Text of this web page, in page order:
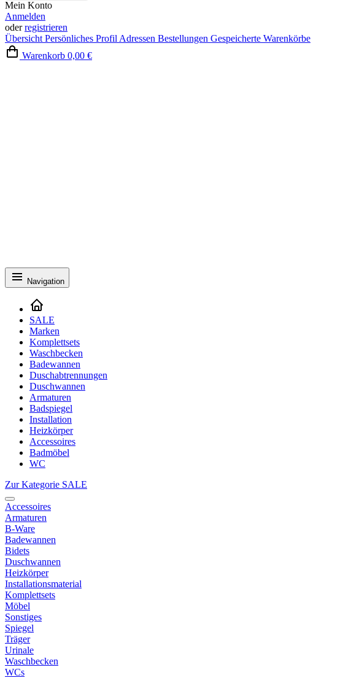
Mein Konto
Anmelden
oderregistrieren
Übersicht Persönliches Profil Adressen Bestellungen Gespeicherte Warenkörbe
Warenkorb 0,00 €
Navigation
SALE
Marken
Komplettsets
Waschbecken
Badewannen
Duschabtrennungen
Duschwannen
Armaturen
Badspiegel
Installation
Heizkörper
Accessoires
Badmöbel
WC
Zur Kategorie SALE
Accessoires
Armaturen
B-Ware
Badewannen
Bidets
Duschwannen
Heizkörper
Installationsmaterial
Komplettsets
Möbel
Sonstiges
Spiegel
Träger
Urinale
Waschbecken
WCs